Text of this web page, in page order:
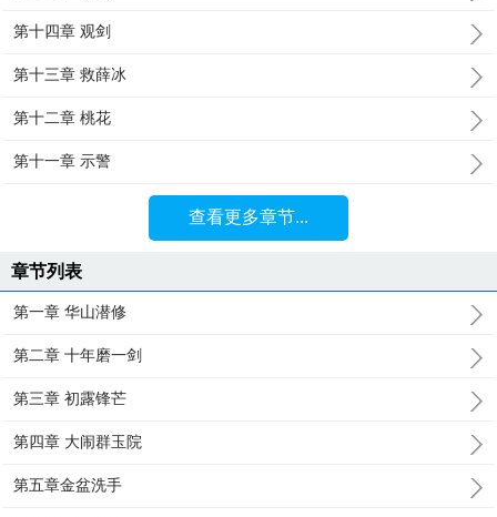
第十四章 观剑
第十三章 救薛冰
第十二章 桃花
第十一章 示警
查看更多章节...
章节列表
第一章 华山潜修
第二章 十年磨一剑
第三章 初露锋芒
第四章 大闹群玉院
第五章金盆洗手